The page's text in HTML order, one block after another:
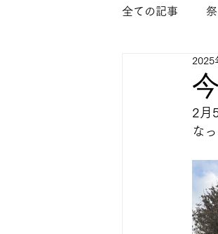
全ての記事
2025
2月
な